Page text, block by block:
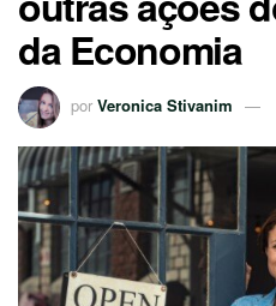
da Economia
por Veronica Stivanim